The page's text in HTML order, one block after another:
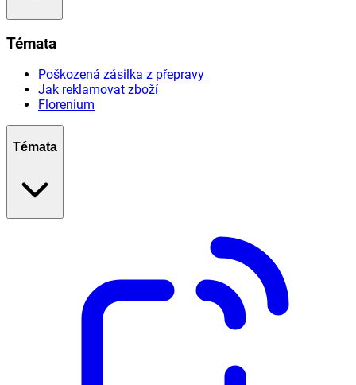
Témata
Poškozená zásilka z přepravy
Jak reklamovat zboží
Florenium
Témata